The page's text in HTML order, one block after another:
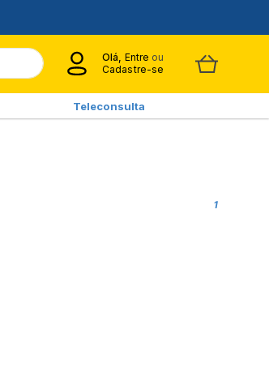
Olá, Entre ou
Cadastre-se
Teleconsulta
1